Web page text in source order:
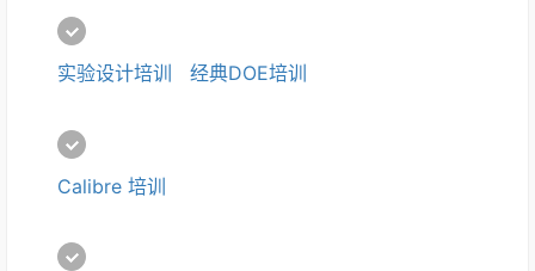
实验设计培训   经典DOE培训
Calibre 培训